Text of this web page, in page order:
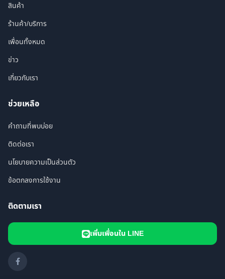
สินค้า
ร้านค้า/บริการ
เพื่อนทั้งหมด
ข่าว
เกี่ยวกับเรา
ช่วยเหลือ
คำถามที่พบบ่อย
ติดต่อเรา
นโยบายความเป็นส่วนตัว
ข้อตกลงการใช้งาน
ติดตามเรา
เพิ่มเพื่อนใน LINE